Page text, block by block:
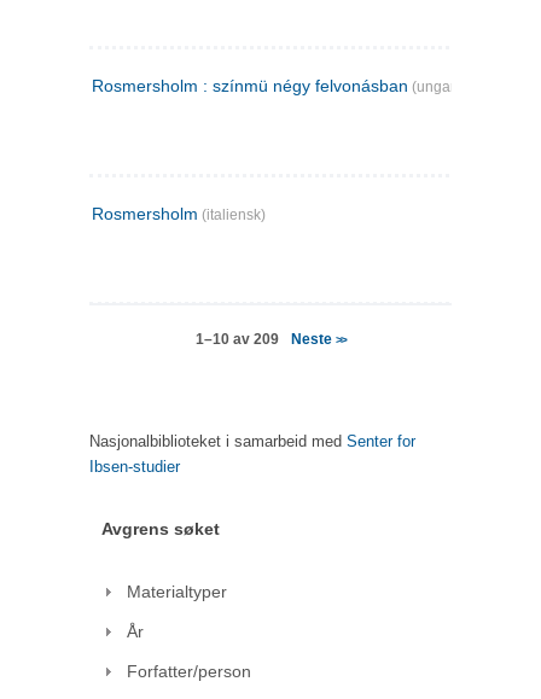
Rosmersholm : színmü négy felvonásban (ungarsk)
Rosmersholm (italiensk)
1–10 av 209 Neste >>
Nasjonalbiblioteket i samarbeid med Senter for
Ibsen-studier
Avgrens søket
Materialtyper
År
Forfatter/person